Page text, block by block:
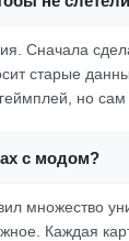
Сначала
старые
но
с модом?
множество
Каждая